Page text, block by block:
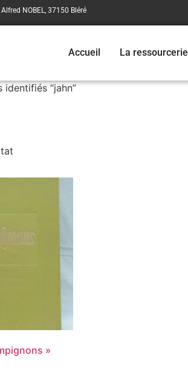
NOBEL, 37150 Bléré
Accueil La ressourcerie
identifiés “jahn”
»